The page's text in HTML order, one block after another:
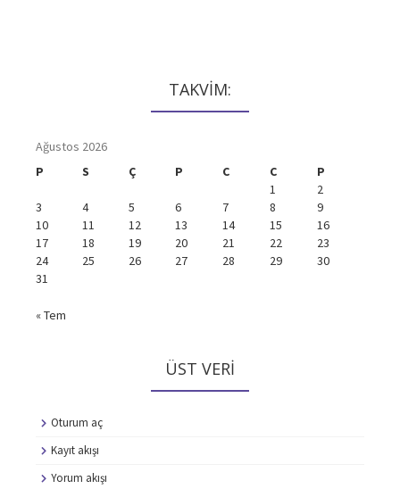
TAKVİM:
Ağustos 2026
P
S Ç P C C
P
1
2
3
4 5 6 7 8
9
10
11 12 13 14 15
16
17
18 19 20 21 22
23
24
25 26 27 28 29
30
31
« Tem
ÜST VERI
Oturum aç
Kayıt akışı
Yorum akışı